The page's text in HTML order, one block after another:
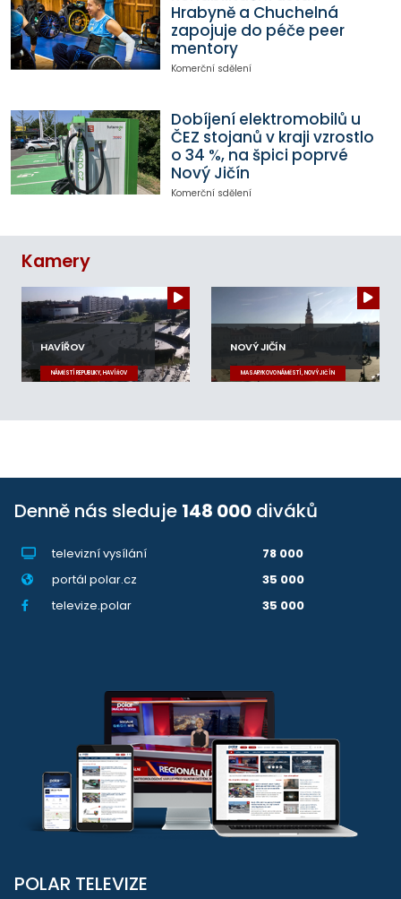
Hrabyně a Chuchelná
zapojuje do péče peer
mentory
Komerční sdělení
Dobíjení elektromobilů u
ČEZ stojanů v kraji vzrostlo
o 34 %, na špici poprvé
Nový Jičín
Komerční sdělení
Kamery
HAVÍŘOV
NÁMĚSTÍ REPUBLIKY, HAVÍŘOV
NOVÝ JIČÍN
MASARYKOVO NÁMĚSTÍ, NOVÝ JIČÍN
Denně nás sleduje 148 000 diváků
televizní vysílání
78 000
portál polar.cz
35 000
televize.polar
35 000
POLAR TELEVIZE